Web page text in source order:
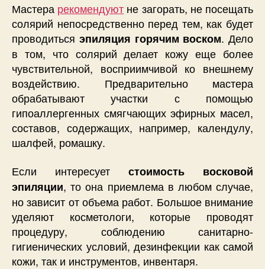
Мастера рекомендуют не загорать, не посещать
солярий непосредственно перед тем, как будет
проводиться эпиляция горячим воском. Дело
в том, что солярий делает кожу еще более
чувствительной, восприимчивой ко внешнему
воздействию. Предварительно мастера
обрабатывают участки с помощью
гипоаллергенных смягчающих эфирных масел,
составов, содержащих, например, календулу,
шалфей, ромашку.
Если интересует стоимость восковой
эпиляции, то она приемлема в любом случае,
но зависит от объема работ. Большое внимание
уделяют косметологи, которые проводят
процедуру, соблюдению санитарно-
гигиенических условий, дезинфекции как самой
кожи, так и инструментов, инвентаря.